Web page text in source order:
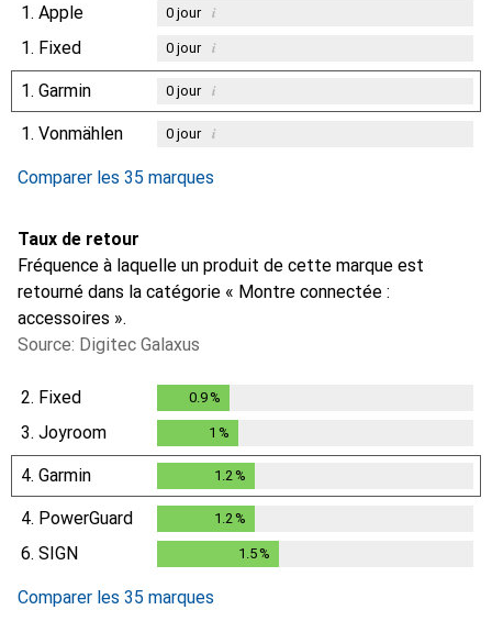
1. Apple 0jour i
1. Fixed 0jour i
1. Garmin 0jour i
1. Vonmählen 0jour i
Comparer les 35 marques
Taux de retour
Fréquence à laquelle un produit de cette marque est
retourné dans la catégorie « Montre connectée :
accessoires ».
Source: Digitec Galaxus
2. Fixed 0.9 %
3. Joyroom 1 %
4. Garmin 1.2 %
4. PowerGuard 1.2 %
6. SIGN 1.5 %
Comparer les 35 marques